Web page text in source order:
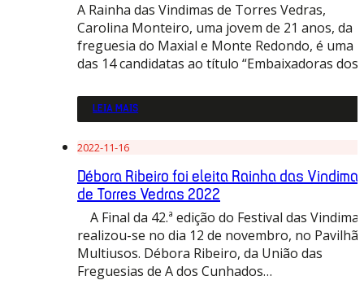
A Rainha das Vindimas de Torres Vedras,
Carolina Monteiro, uma jovem de 21 anos, da
freguesia do Maxial e Monte Redondo, é uma
das 14 candidatas ao título “Embaixadoras
LEIA MAIS
2022-11-16
Débora Ribeiro foi eleita Rainha das
de Torres Vedras 2022
A Final da 42.ª edição do Festival das
realizou-se no dia 12 de novembro, no
Multiusos. Débora Ribeiro, da União das
Freguesias de A dos Cunhados…